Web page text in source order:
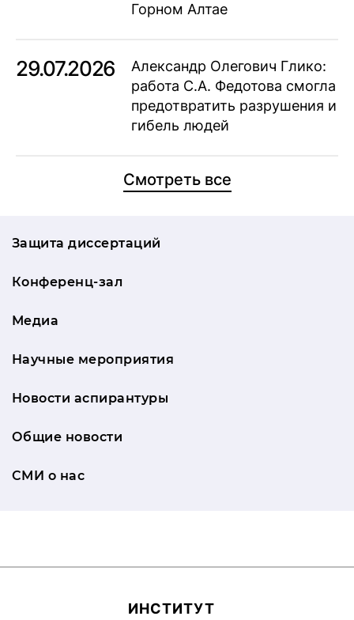
Горном Алтае
29.07.2026
Александр Олегович Глико:
работа С.А. Федотова смогла
предотвратить разрушения и
гибель людей
Смотреть все
Защита диссертаций
Конференц-зал
Медиа
Научные мероприятия
Новости аспирантуры
Общие новости
СМИ о нас
ИН­СТИ­ТУТ